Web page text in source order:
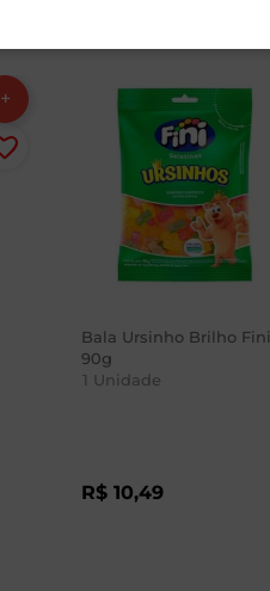
Bala Ursinho Brilho Fini
90g
1 Unidade
R$ 10,49